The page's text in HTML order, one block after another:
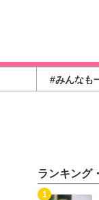
#みんなも
ランキング
1